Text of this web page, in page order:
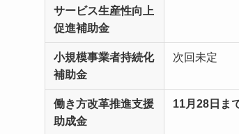
サービス生産性向上
促進補助金
小規模事業者持続化
補助金
次回未定
働き方改革推進支援
助成金
11月28日ま